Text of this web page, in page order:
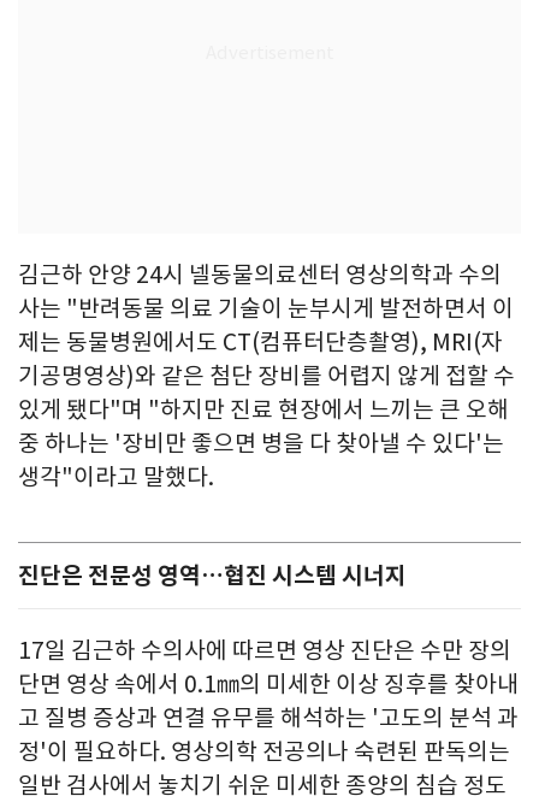
김근하 안양 24시 넬동물의료센터 영상의학과 수의
사는 "반려동물 의료 기술이 눈부시게 발전하면서 이
제는 동물병원에서도 CT(컴퓨터단층촬영), MRI(자
기공명영상)와 같은 첨단 장비를 어렵지 않게 접할 수
있게 됐다"며 "하지만 진료 현장에서 느끼는 큰 오해
중 하나는 '장비만 좋으면 병을 다 찾아낼 수 있다'는
생각"이라고 말했다.
진단은 전문성 영역…협진 시스템 시너지
17일 김근하 수의사에 따르면 영상 진단은 수만 장의
단면 영상 속에서 0.1㎜의 미세한 이상 징후를 찾아내
고 질병 증상과 연결 유무를 해석하는 '고도의 분석 과
정'이 필요하다. 영상의학 전공의나 숙련된 판독의는
일반 검사에서 놓치기 쉬운 미세한 종양의 침습 정도